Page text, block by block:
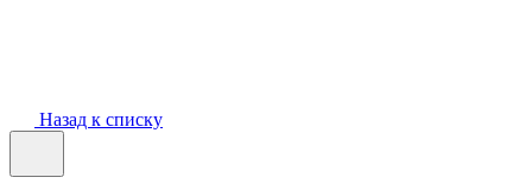
Назад к списку